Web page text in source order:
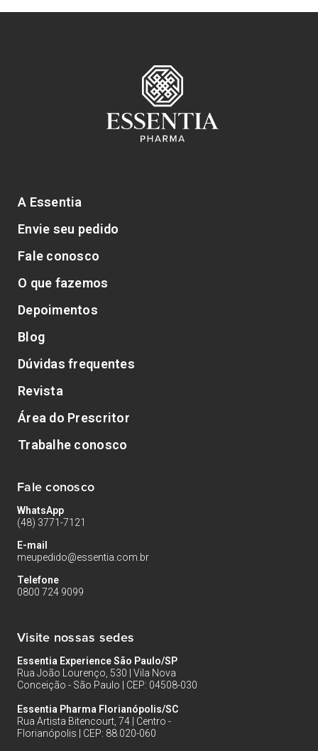
A Essentia
Envie seu pedido
Fale conosco
O que fazemos
Depoimentos
Blog
Dúvidas frequentes
Revista
Área do Prescritor
Trabalhe conosco
Fale conosco
WhatsApp
(48) 3771-7121
E-mail
meupedido@essentia.com.br
Telefone
0800 724 9099
Visite nossas sedes
Essentia Experience São Paulo/SP
Rua João Lourenço, 530 | Vila Nova
Conceição - São Paulo | CEP: 04508-030
Essentia Pharma Florianópolis/SC
Rua Artista Bitencourt, 74 | Centro -
Florianópolis | CEP: 88.020-060